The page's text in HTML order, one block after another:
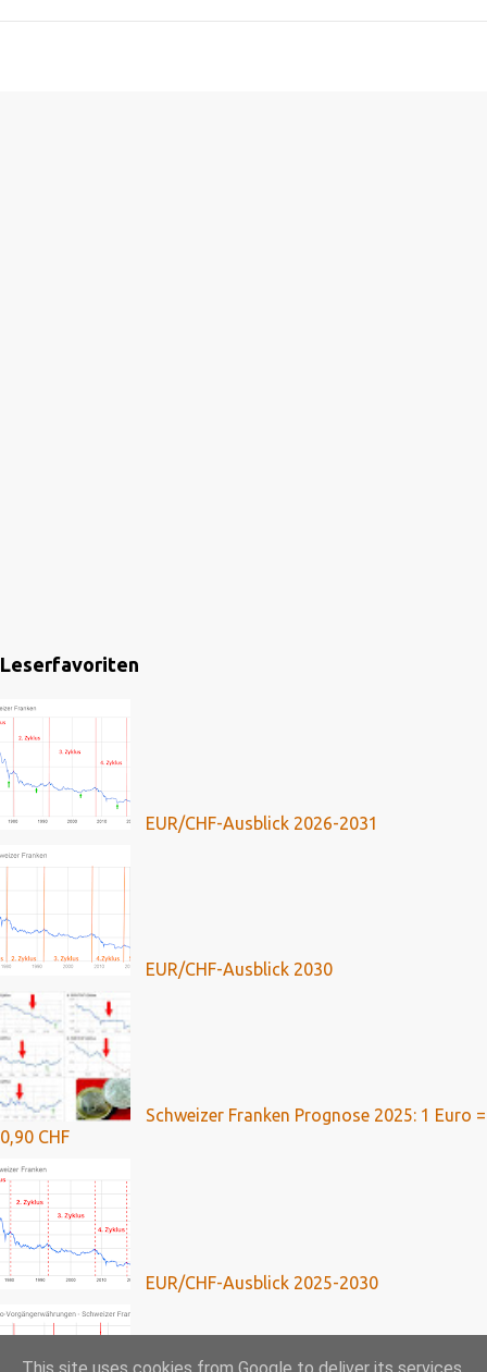
Leserfavoriten
EUR/CHF-Ausblick 2026-2031
EUR/CHF-Ausblick 2030
Schweizer Franken Prognose 2025: 1 Euro =
0,90 CHF
EUR/CHF-Ausblick 2025-2030